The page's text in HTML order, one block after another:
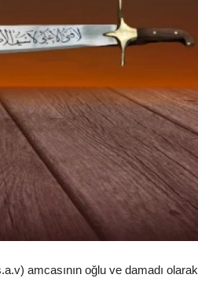
amcasının oğlu ve damadı olarak